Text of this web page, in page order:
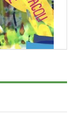
al CN Uisp